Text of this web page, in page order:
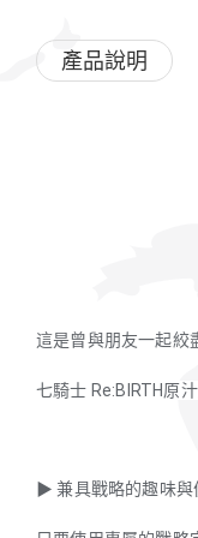
產品說明
這是曾與朋友一起絞
七騎士 Re:BIRTH原
▶ 兼具戰略的趣味與